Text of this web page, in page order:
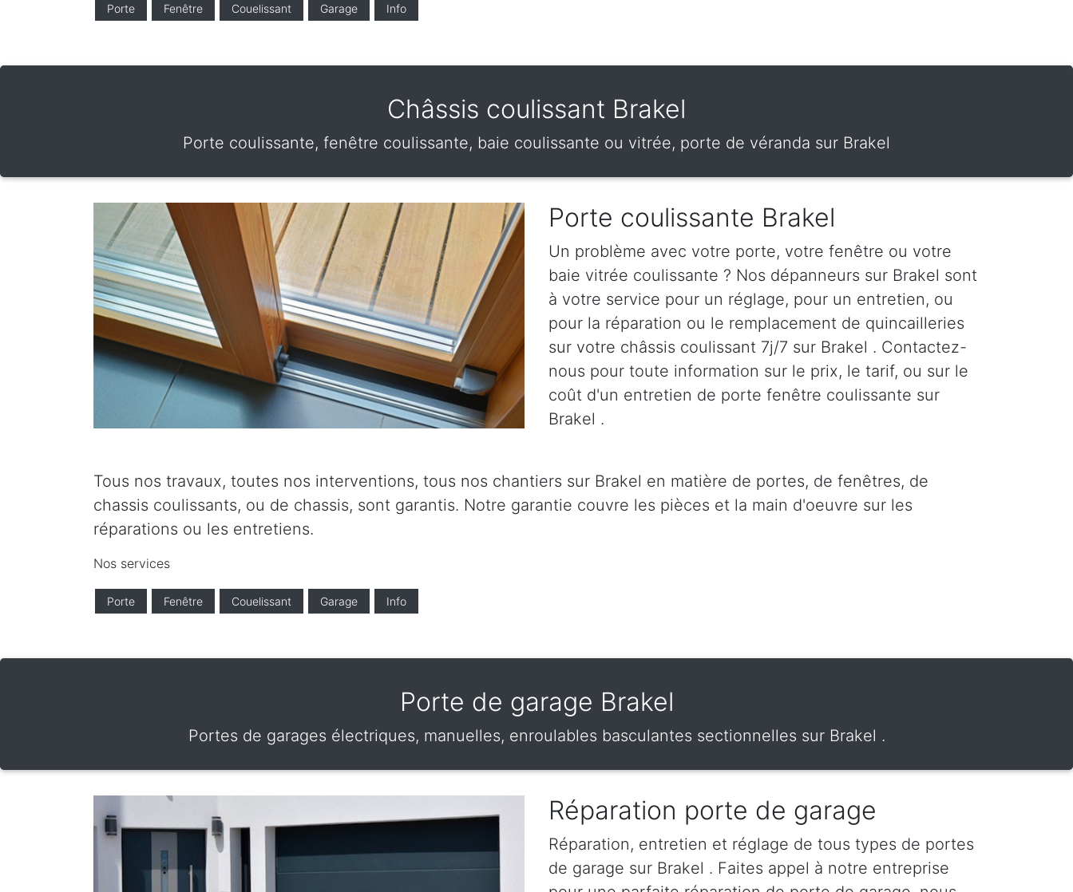
Porte Fenêtre Couelissant Garage Info
Châssis coulissant Brakel
Porte coulissante, fenêtre coulissante, baie coulissante ou vitrée, porte de véranda sur Brakel
Porte coulissante Brakel
Un problème avec votre porte, votre fenêtre ou votre
baie vitrée coulissante ? Nos dépanneurs sur Brakel sont
à votre service pour un réglage, pour un entretien, ou
pour la réparation ou le remplacement de quincailleries
sur votre châssis coulissant 7j/7 sur Brakel . Contactez-
nous pour toute information sur le prix, le tarif, ou sur le
coût d'un entretien de porte fenêtre coulissante sur
Brakel .
Tous nos travaux, toutes nos interventions, tous nos chantiers sur Brakel en matière de portes, de fenêtres, de
chassis coulissants, ou de chassis, sont garantis. Notre garantie couvre les pièces et la main d'oeuvre sur les
réparations ou les entretiens.
Nos services
Porte Fenêtre Couelissant Garage Info
Porte de garage Brakel
Portes de garages électriques, manuelles, enroulables basculantes sectionnelles sur Brakel .
Réparation porte de garage
Réparation, entretien et réglage de tous types de portes
de garage sur Brakel . Faites appel à notre entreprise